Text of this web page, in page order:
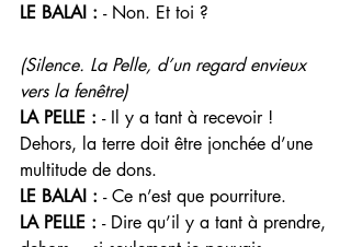
LE BALAI : - Non. Et toi ?
(Silence. La Pelle, d’un regard envieux
vers la fenêtre)
LA PELLE : - Il y a tant à recevoir !
Dehors, la terre doit être jonchée d’une
multitude de dons.
LE BALAI : - Ce n’est que pourriture.
LA PELLE : - Dire qu’il y a tant à prendre,